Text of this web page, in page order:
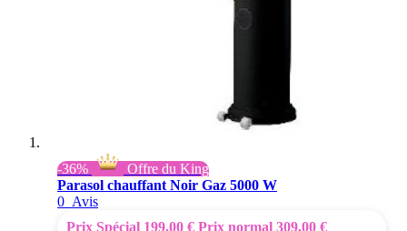
-36%
Offre du King
Parasol chauffant Noir Gaz 5000 W
0 Avis
Prix Spécial 199,00 € Prix normal 309,00 €